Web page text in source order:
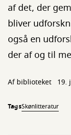
af det, der
bliver
også en
der af og til
Af biblioteket 19.
TagsSkønlitteratur